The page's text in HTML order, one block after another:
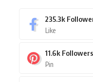
235.3k
Like
11.6k Followers
Pin